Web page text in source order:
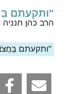
"ותקעתם
הרב כהן חנניה
"ותקעתם